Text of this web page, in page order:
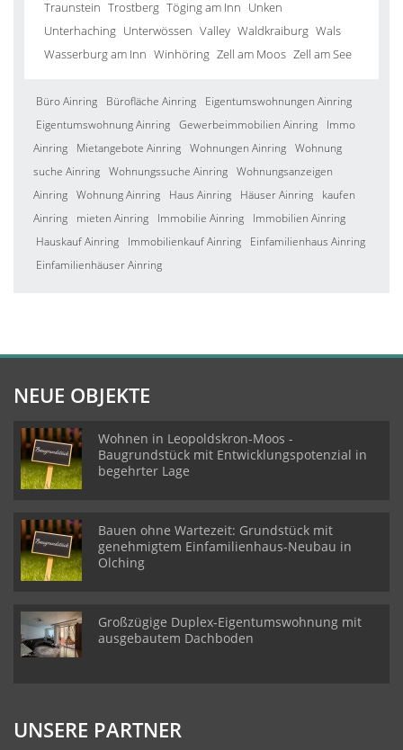
Traunstein Trostberg Töging am Inn Unken
Unterhaching Unterwössen Valley Waldkraiburg Wals
Wasserburg am Inn Winhöring Zell am Moos Zell am See
Büro Ainring Bürofläche Ainring
Eigentumswohnungen Ainring
Eigentumswohnung Ainring Gewerbeimmobilien Ainring
Immo
Ainring
Mietangebote Ainring Wohnungen Ainring Wohnung
suche Ainring Wohnungssuche Ainring Wohnungsanzeigen
Ainring Wohnung Ainring Haus Ainring Häuser Ainring
kaufen
Ainring
mieten Ainring Immobilie Ainring
Immobilien Ainring
Hauskauf Ainring
Immobilienkauf Ainring
Einfamilienhaus Ainring
Einfamilienhäuser Ainring
NEUE OBJEKTE
Wohnen in Leopoldskron-Moos -
Baugrundstück mit Entwicklungspotenzial in
begehrter Lage
Bauen ohne Wartezeit: Grundstück mit
genehmigtem Einfamilienhaus-Neubau in
Olching
Großzügige Duplex-Eigentumswohnung mit
ausgebautem Dachboden
UNSERE PARTNER